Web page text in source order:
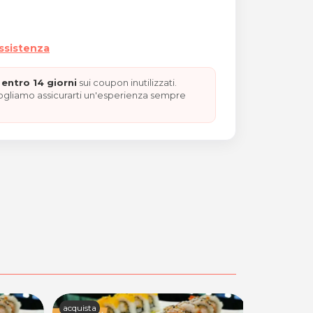
14 giorni sui coupon inutilizzati.
assicurarti un'esperienza sempre
acquista